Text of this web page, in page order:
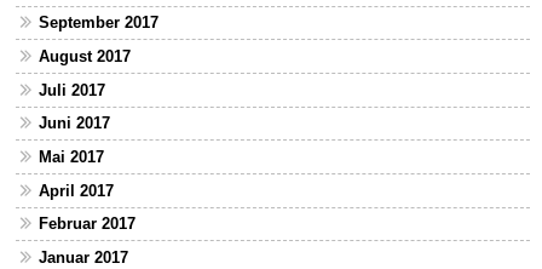
September 2017
August 2017
Juli 2017
Juni 2017
Mai 2017
April 2017
Februar 2017
Januar 2017